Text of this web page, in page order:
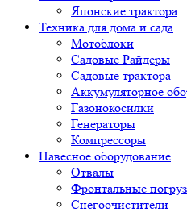
Японские трактора
Техника для дома и сада
Мотоблоки
Садовые Райдеры
Садовые трактора
Аккумуляторное
Газонокосилки
Генераторы
Компрессоры
Навесное оборудование
Отвалы
Фронтальные
Снегоочистители